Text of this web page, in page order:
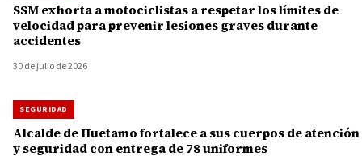
SSM exhorta a motociclistas a respetar los límites de
velocidad para prevenir lesiones graves durante
accidentes
30 de julio de 2026
SEGURIDAD
Alcalde de Huetamo fortalece a sus cuerpos de atención
y seguridad con entrega de 78 uniformes